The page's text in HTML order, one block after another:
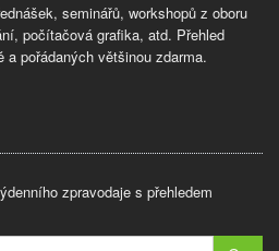
seminářů, workshopů z oboru
počítačová grafika, atd. Přehled
pořádaných většinou zdarma.
zpravodaje s přehledem